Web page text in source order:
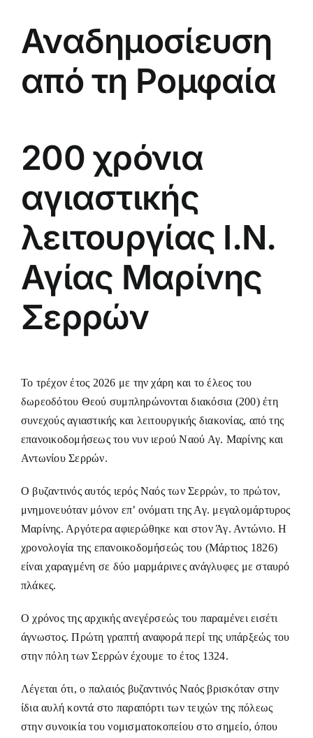
Αναδημοσίευση
από τη Ρομφαία
200 χρόνια
αγιαστικής
λειτουργίας Ι.Ν.
Αγίας Μαρίνης
Σερρών
Το τρέχον έτος 2026 με την χάρη και το έλεος του
δωρεοδότου Θεού συμπληρώνονται διακόσια (200) έτη
συνεχούς αγιαστικής και λειτουργικής διακονίας, από της
επανοικοδομήσεως του νυν ιερού Ναού Αγ. Μαρίνης και
Αντωνίου Σερρών.
Ο βυζαντινός αυτός ιερός Ναός των Σερρών, το πρώτον,
μνημονευόταν μόνον επ’ ονόματι της Αγ. μεγαλομάρτυρος
Μαρίνης. Αργότερα αφιερώθηκε και στον Άγ. Αντώνιο. Η
χρονολογία της επανοικοδομήσεώς του (Μάρτιος 1826)
είναι χαραγμένη σε δύο μαρμάρινες ανάγλυφες με σταυρό
πλάκες.
Ο χρόνος της αρχικής ανεγέρσεώς του παραμένει εισέτι
άγνωστος. Πρώτη γραπτή αναφορά περί της υπάρξεώς του
στην πόλη των Σερρών έχουμε το έτος 1324.
Λέγεται ότι, ο παλαιός βυζαντινός Ναός βρισκόταν στην
ίδια αυλή κοντά στο παραπόρτι των τειχών της πόλεως
στην συνοικία του νομισματοκοπείου στο σημείο, όπου